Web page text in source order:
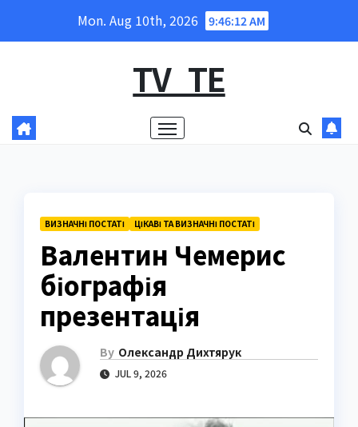
Mon. Aug 10th, 2026 9:46:13 AM
TV_TE
ВИЗНАЧНІ ПОСТАТІ ЦІКАВІ ТА ВИЗНАЧНІ ПОСТАТІ
Валентин Чемерис
біографія
презентація
By Олександр Дихтярук
JUL 9, 2026